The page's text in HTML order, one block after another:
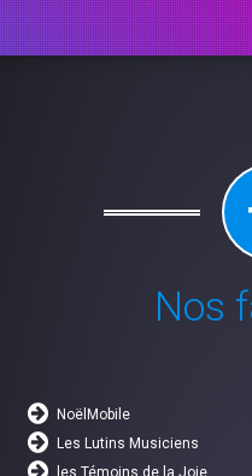
Nos
NoëlMobile
Les Lutins Musiciens
les Témoins de la Joie